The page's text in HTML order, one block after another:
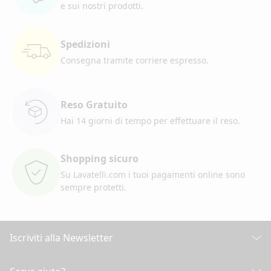
e sui nostri prodotti.
Spedizioni
Consegna tramite corriere espresso.
Reso Gratuito
Hai 14 giorni di tempo per effettuare il reso.
Shopping sicuro
Su Lavatelli.com i tuoi pagamenti online sono
sempre protetti.
Iscriviti alla Newsletter